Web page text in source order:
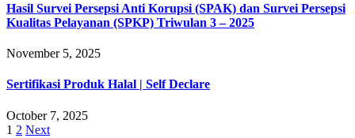
Hasil Survei Persepsi Anti Korupsi (SPAK) dan Survei Persepsi
Kualitas Pelayanan (SPKP) Triwulan 3 – 2025
November 5, 2025
Sertifikasi Produk Halal | Self Declare
October 7, 2025
1 2 Next